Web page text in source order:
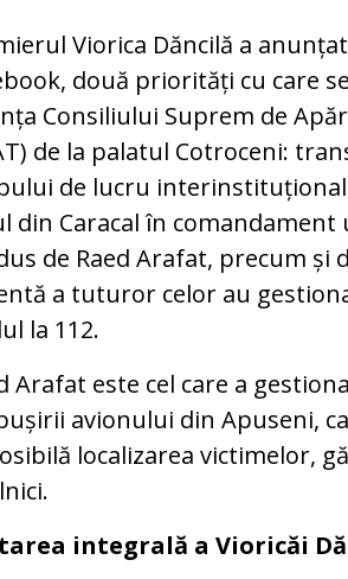
Viorica Dăncilă a
două priorități cu care
Consiliului Suprem de
de la palatul Cotroceni:
de lucru
din Caracal în comandament
de Raed Arafat, precum și
a tuturor celor au
la 112.
Arafat este cel care a
avionului din Apuseni,
localizarea victimelor,
integrală a Vioricăi